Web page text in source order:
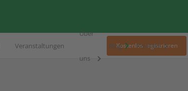
Veranstaltungen
Über
uns
Blog Kontakt
Kostenlos registrieren